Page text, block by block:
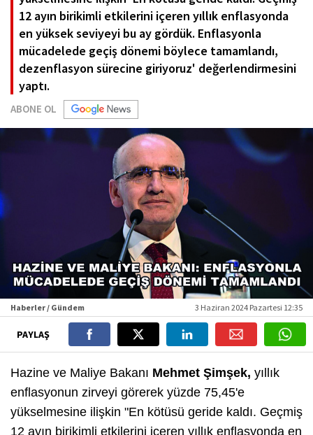
12 ayın birikimli etkilerini içeren yıllık enflasyonda
en yüksek seviyeyi bu ay gördük. Enflasyonla
mücadelede geçiş dönemi böylece tamamlandı,
dezenflasyon sürecine giriyoruz' değerlendirmesini
yaptı.
ABONE OL
Haberler / Gündem 3 Haziran 2024 Pazartesi 12:35
PAYLAŞ
Hazine ve Maliye Bakanı Mehmet Şimşek, yıllık
enflasyonun zirveyi görerek yüzde 75,45'e
yükselmesine ilişkin "En kötüsü geride kaldı. Geçmiş
12 ayın birikimli etkilerini içeren yıllık enflasyonda en